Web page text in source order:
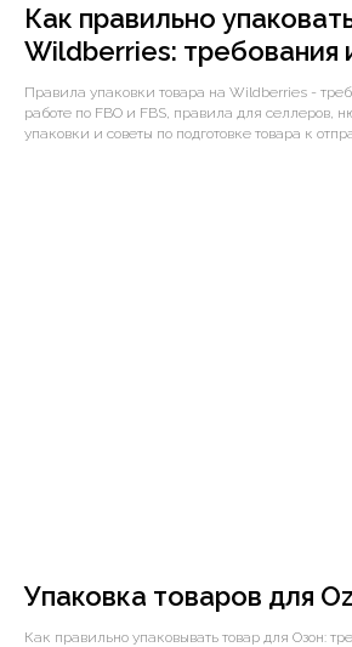
Как правильно
Wildberries: требования
Правила упаковки товара на Wildberries -
работе по FBO и FBS, правила для селлеров,
упаковки и советы по подготовке товара к
Упаковка товаров для
Как правильно упаковывать товар для Озон: